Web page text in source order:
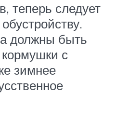
теперь следует
должны быть
кормушки с
зимнее